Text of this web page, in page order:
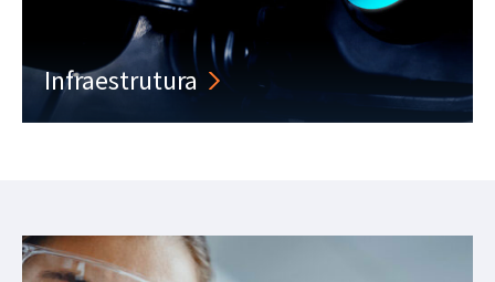
Infraestrutura